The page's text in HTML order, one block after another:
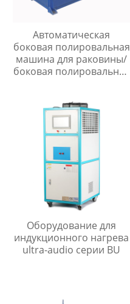
Автоматическая
боковая полировальная
машина для раковины/
боковая полировальная
Оборудование для
индукционного нагрева
ultra-audio серии BU